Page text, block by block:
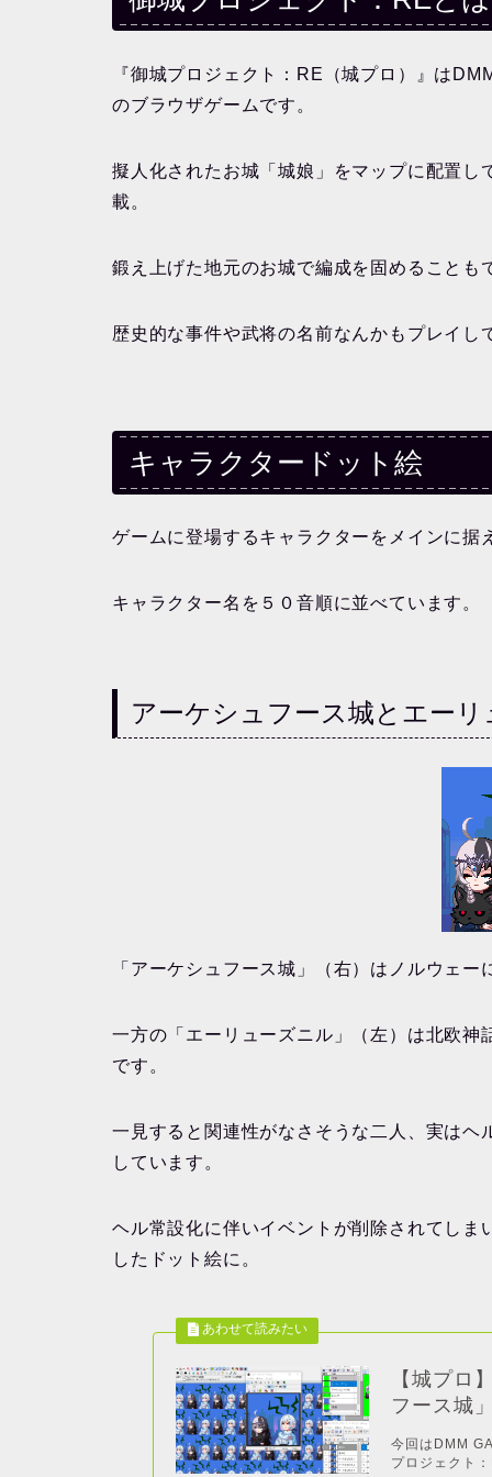
『御城プロジェクト：RE（城プロ）』は
のブラウザゲームです。
擬人化されたお城「城娘」をマップに配置
載。
鍛え上げた地元のお城で編成を固めることも
歴史的な事件や武将の名前なんかもプレイし
キャラクタードット絵
ゲームに登場するキャラクターをメインに据
キャラクター名を５０音順に並べています。
アーケシュフース城とエー
「アーケシュフース城」（右）はノルウェ
一方の「エーリューズニル」（左）は北欧
です。
一見すると関連性がなさそうな二人、実は
しています。
ヘル常設化に伴いイベントが削除されてし
したドット絵に。
【城プロ
フース城
今回はDMM
プロジェクト